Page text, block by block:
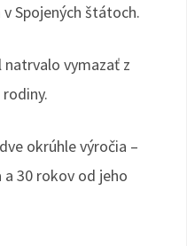
Spojených štátoch.
vymazať z
okrúhle výročia –
30 rokov od jeho